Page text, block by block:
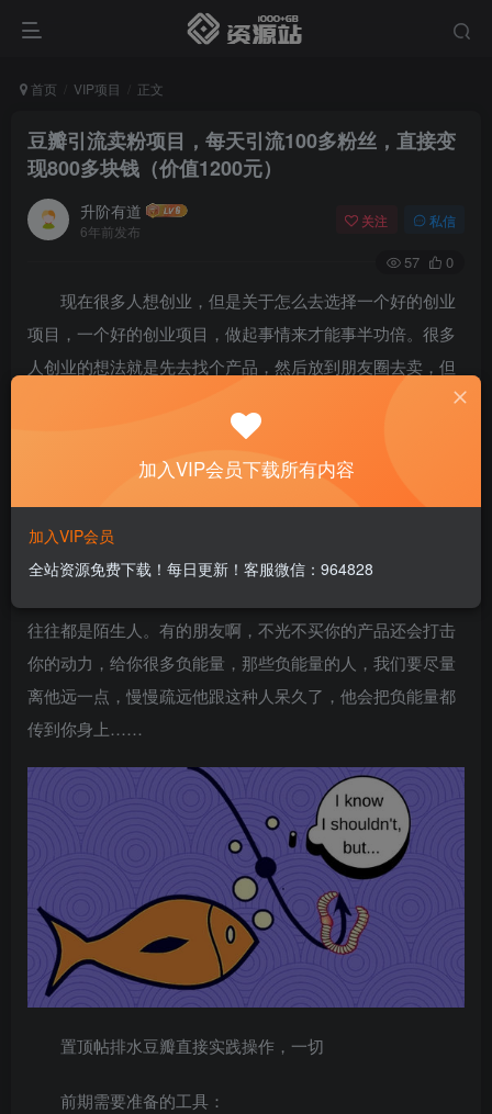
首页 VIP项目 正文
豆瓣引流卖粉项目，每天引流100多粉丝，直接变
现800多块钱（价值1200元）
升阶有道
6年前发布
关注 私信
57 0
现在很多人想创业，但是关于怎么去选择一个好的创业
项目，一个好的创业项目，做起事情来才能事半功倍。很多
人创业的想法就是先去找个产品，然后放到朋友圈去卖，但
是卖的时候要考虑到几点。其实这样做你的产品卖，卖出去
的机率比较低，因为如果你还不会销售产品，那就等于你不
懂得营销，就算你拿的好的产品也一样，不太容易卖的动。
再加上朋友圈大多都是亲戚朋友，还容易损伤人脉。也赚不
了多少钱，或者很多朋友啊。把你朋友圈给屏蔽了。还有就
往往都是陌生人。有的朋友啊，不光不买你的产品还会打击
你的动力，给你很多负能量，那些负能量的人，我们要尽量
离他远一点，慢慢疏远他跟这种人呆久了，他会把负能量都
传到你身上……
置顶帖排水豆瓣直接实践操作，一切
前期需要准备的工具：
加入VIP会员下载所有内容
加入VIP会员
全站资源免费下载！每日更新！客服微信：964828